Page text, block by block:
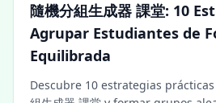
隨機分組生成器 課堂: 10
Agrupar Estudiantes de
Equilibrada
Descubre 10 estrategias